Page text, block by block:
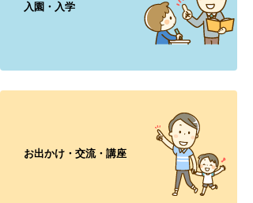
入園・入学
お出かけ・交流・講座